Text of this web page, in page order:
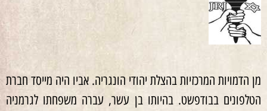
מן הדמויות המרכזיות בהצלת יהודי הונגריה. אביו היה מייסד חברת
הטלפונים בבודפשט. בהיותו בן עשר, עברה משפחתו לגרמניה